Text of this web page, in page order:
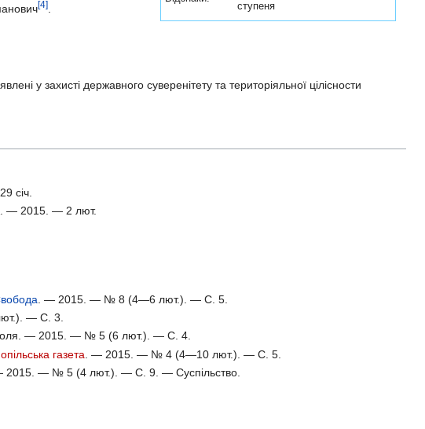
ступеня
[4].
у захисті державного суверенітету та територіяльної цілісности
січ.
— 2015. — 2 лют.
. — 2015. — № 8 (4—6 лют.). — С. 5.
— С. 3.
Воля. — 2015. — № 5 (6 лют.). — С. 4.
газета . — 2015. — № 4 (4—10 лют.). — С. 5.
2015. — № 5 (4 лют.). — С. 9. — Суспільство.